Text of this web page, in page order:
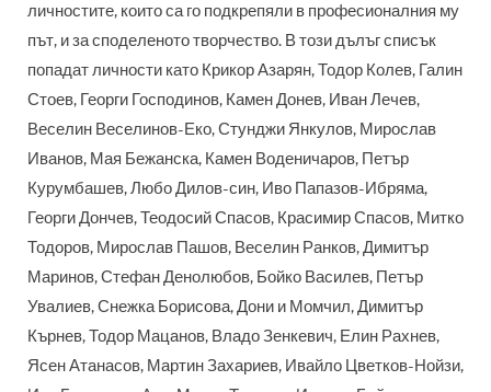
личностите, които са го подкрепяли в професионалния му
път, и за споделеното творчество. В този дълъг списък
попадат личности като Крикор Азарян, Тодор Колев, Галин
Стоев, Георги Господинов, Камен Донев, Иван Лечев,
Веселин Веселинов-Еко, Стунджи Янкулов, Мирослав
Иванов, Мая Бежанска, Камен Воденичаров, Петър
Курумбашев, Любо Дилов-син, Иво Папазов-Ибряма,
Георги Дончев, Теодосий Спасов, Красимир Спасов, Митко
Тодоров, Мирослав Пашов, Веселин Ранков, Димитър
Маринов, Стефан Денолюбов, Бойко Василев, Петър
Увалиев, Снежка Борисова, Дони и Момчил, Димитър
Кърнев, Тодор Мацанов, Владо Зенкевич, Елин Рахнев,
Ясен Атанасов, Мартин Захариев, Ивайло Цветков-Нойзи,